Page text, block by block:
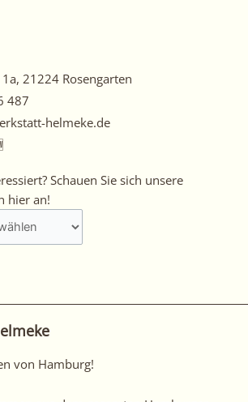
21224 Rosengarten
487
helmeke.de
Schauen Sie sich unsere
hier an!
von Hamburg!